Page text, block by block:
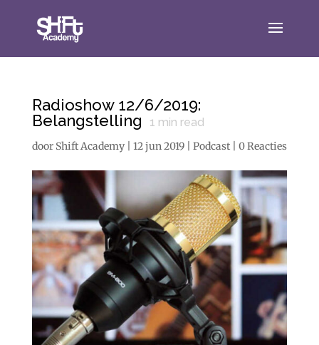
Radioshow 12/6/2019:
Belangstelling
1 min read
door Shift Academy| 12 jun 2019| Podcast| 0 Reacties